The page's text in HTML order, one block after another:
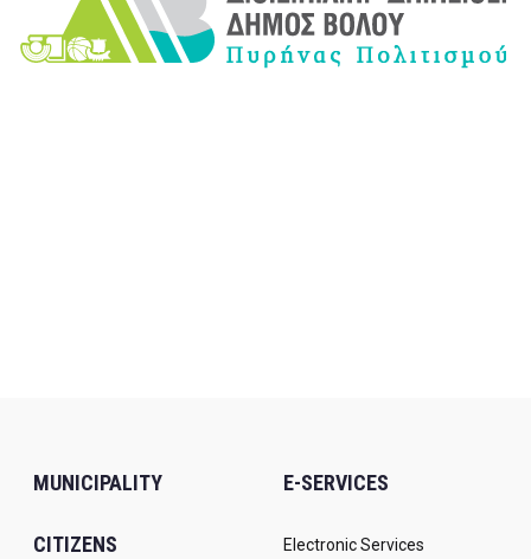
MUNICIPALITY
CITIZENS
E-SERVICES
Electronic Services